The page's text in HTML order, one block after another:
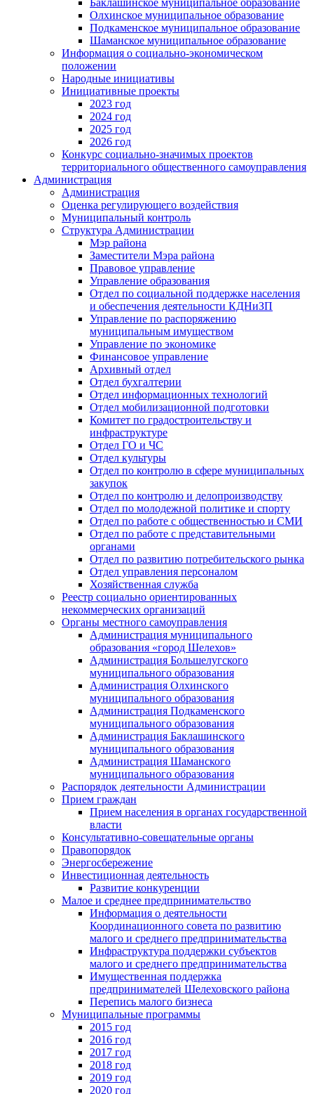
Олхинское муниципальное образование
Подкаменское муниципальное образование
Шаманское муниципальное образование
Информация о социально-экономическом
положении
Народные инициативы
Инициативные проекты
2023 год
2024 год
2025 год
2026 год
Конкурс социально-значимых проектов
территориального общественного самоуправления
Администрация
Администрация
Оценка регулирующего воздействия
Муниципальный контроль
Структура Администрации
Мэр района
Заместители Мэра района
Правовое управление
Управление образования
Отдел по социальной поддержке населения
и обеспечения деятельности КДНиЗП
Управление по распоряжению
муниципальным имуществом
Управление по экономике
Финансовое управление
Архивный отдел
Отдел бухгалтерии
Отдел информационных технологий
Отдел мобилизационной подготовки
Комитет по градостроительству и
инфраструктуре
Отдел ГО и ЧС
Отдел культуры
Отдел по контролю в сфере муниципальных
закупок
Отдел по контролю и делопроизводству
Отдел по молодежной политике и спорту
Отдел по работе с общественностью и СМИ
Отдел по работе с представительными
органами
Отдел по развитию потребительского рынка
Отдел управления персоналом
Хозяйственная служба
Реестр социально ориентированных
некоммерческих организаций
Органы местного самоуправления
Администрация муниципального
образования «город Шелехов»
Администрация Большелугского
муниципального образования
Администрация Олхинского
муниципального образования
Администрация Подкаменского
муниципального образования
Администрация Баклашинского
муниципального образования
Администрация Шаманского
муниципального образования
Распорядок деятельности Администрации
Прием граждан
Прием населения в органах государственной
власти
Консультативно-совещательные органы
Правопорядок
Энергосбережение
Инвестиционная деятельность
Развитие конкуренции
Малое и среднее предпринимательство
Информация о деятельности
Координационного совета по развитию
малого и среднего предпринимательства
Инфраструктура поддержки субъектов
малого и среднего предпринимательства
Имущественная поддержка
предпринимателей Шелеховского района
Перепись малого бизнеса
Муниципальные программы
2015 год
2016 год
2017 год
2018 год
2019 год
2020 год